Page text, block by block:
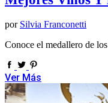
por Silvia Franconetti
Conoce el medallero de
Ver Más